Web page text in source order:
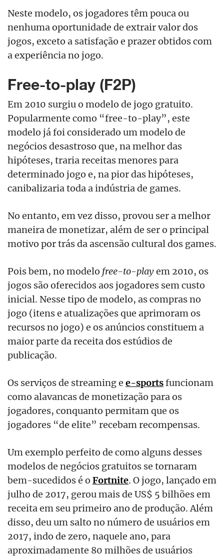
Neste modelo, os jogadores têm pouca ou
nenhuma oportunidade de extrair valor dos
jogos, exceto a satisfação e prazer obtidos com
a experiência no jogo.
Free-to-play (F2P)
Em 2010 surgiu o modelo de jogo gratuito.
Popularmente como “free-to-play”, este
modelo já foi considerado um modelo de
negócios desastroso que, na melhor das
hipóteses, traria receitas menores para
determinado jogo e, na pior das hipóteses,
canibalizaria toda a indústria de games.
No entanto, em vez disso, provou ser a melhor
maneira de monetizar, além de ser o principal
motivo por trás da ascensão cultural dos games.
Pois bem, no modelo free-to-playem 2010, os
jogos são oferecidos aos jogadores sem custo
inicial. Nesse tipo de modelo, as compras no
jogo (itens e atualizações que aprimoram os
recursos no jogo) e os anúncios constituem a
maior parte da receita dos estúdios de
publicação.
Os serviços de streaming e e-sportsfuncionam
como alavancas de monetização para os
jogadores, conquanto permitam que os
jogadores “de elite” recebam recompensas.
Um exemplo perfeito de como alguns desses
modelos de negócios gratuitos se tornaram
bem-sucedidos é o Fortnite. O jogo, lançado em
julho de 2017, gerou mais de US$ 5 bilhões em
receita em seu primeiro ano de produção. Além
disso, deu um salto no número de usuários em
2017, indo de zero, naquele ano, para
aproximadamente 80 milhões de usuários